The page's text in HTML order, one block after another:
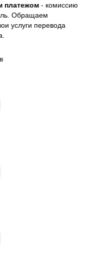
платежом - комиссию
Обращаем
услуги перевода